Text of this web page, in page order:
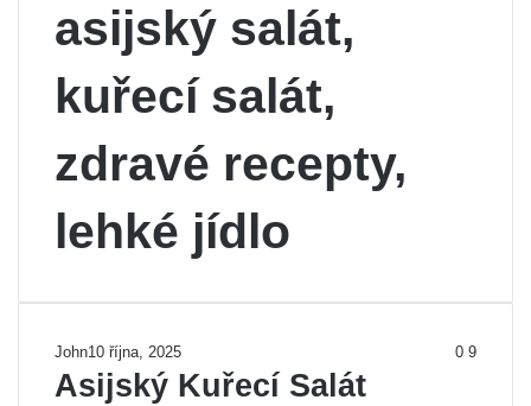
asijský salát,
kuřecí salát,
zdravé recepty,
lehké jídlo
John10 října, 2025 0 9
Asijský Kuřecí Salát